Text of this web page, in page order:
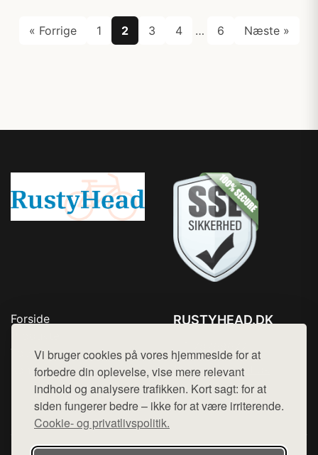
Vi bruger cookies på vores hjemmeside for at
forbedre din oplevelse, vise mere relevant
indhold og analysere trafikken. Kort sagt: for at
siden fungerer bedre – ikke for at være irriterende.
Cookie- og privatlivspolitik.
« Forrige 1 2 3 4 … 6 Næste »
Forside
Top Rabatter
Kontakt
RUSTYHEAD.DK
Mail: hej@want.dk
Cookie- og privatlivspolitik